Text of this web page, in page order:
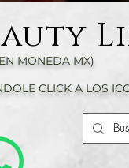
MONEDA MX)
CLICK A LOS